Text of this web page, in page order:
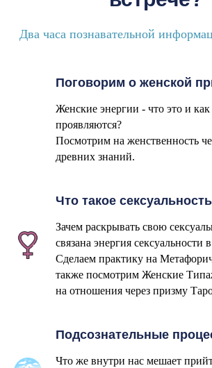
Два часа познавательной
Поговорим о женской
Женские энергии - что это и
проявляются?
Посмотрим на женственность
древних знаний.
Что такое
Зачем раскрывать свою
связана энергия сексуальности
Сделаем практику на
также посмотрим Женские
на отношения через призму
Подсознательные
Что же внутри нас мешает